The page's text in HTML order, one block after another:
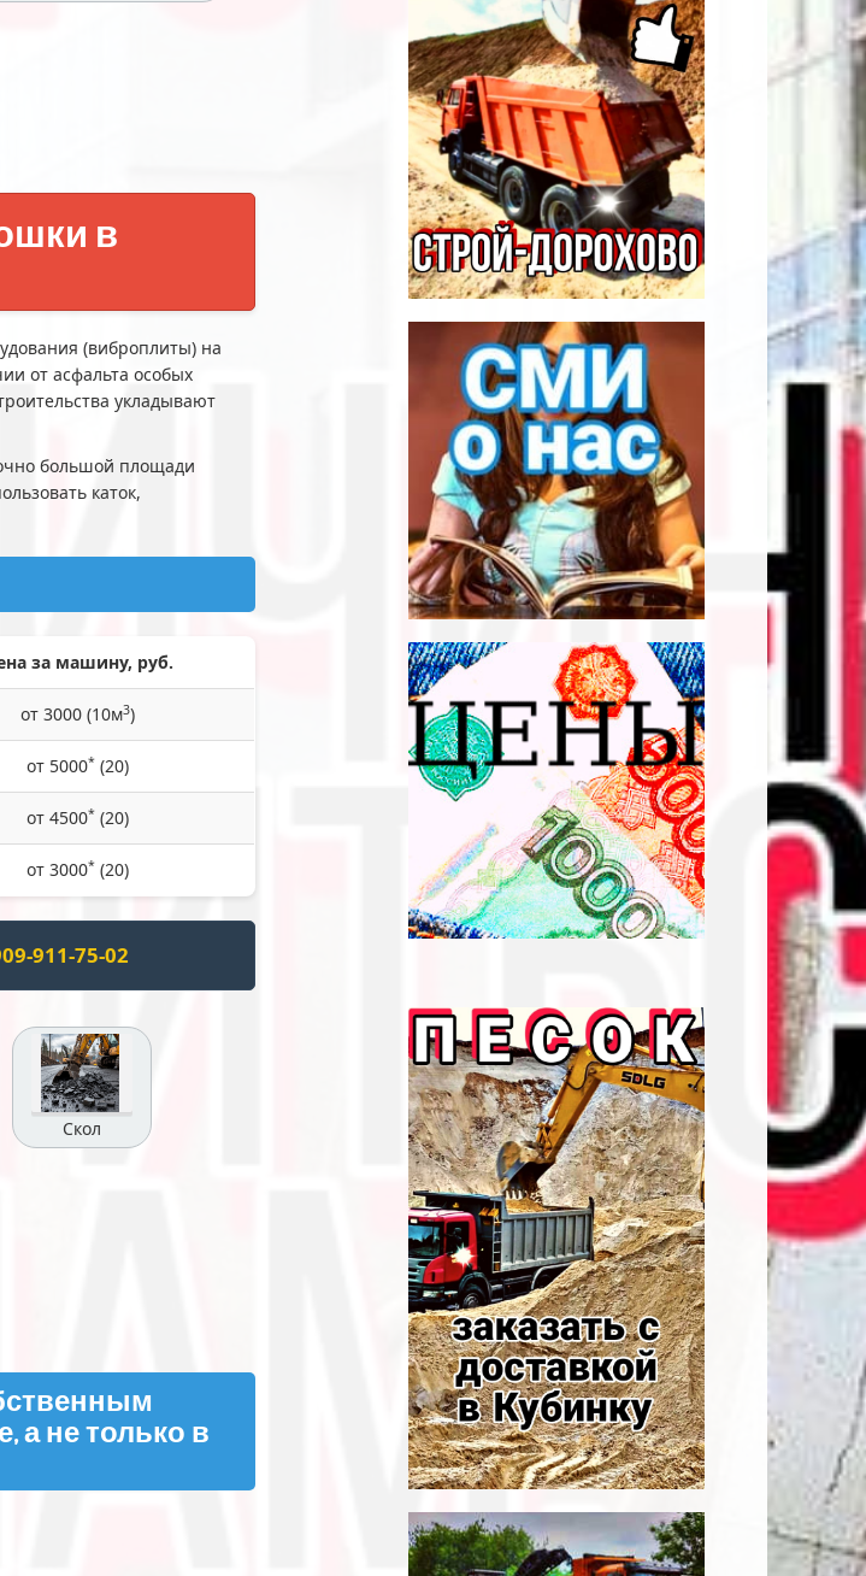
в
(виброплиты) на
от асфальта особых
укладывают
большой площади
каток,
за машину, руб.
от 3000 (10м3)
от 5000* (20)
от 4500* (20)
от 3000* (20)
911-75-02
Скол
а не только в